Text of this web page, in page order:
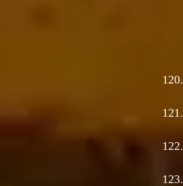
120.
121.
122.
123.